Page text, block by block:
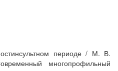
периоде / М. В.
многопрофильный